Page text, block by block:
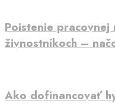
Poistenie
živnostníkoch –
Ako dofinancovať